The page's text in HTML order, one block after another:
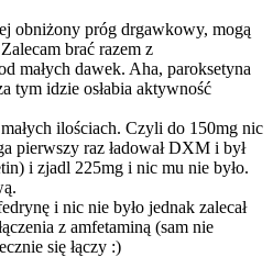
obniżony próg drgawkowy, mogą
brać razem z
małych dawek. Aha, paroksetyna
tym idzie osłabia aktywność
ilościach. Czyli do 150mg nic
pierwszy raz ładował DXM i był
i zjadl 225mg i nic mu nie było.
i nic nie było jednak zalecał
z amfetaminą (sam nie
się łączy :)